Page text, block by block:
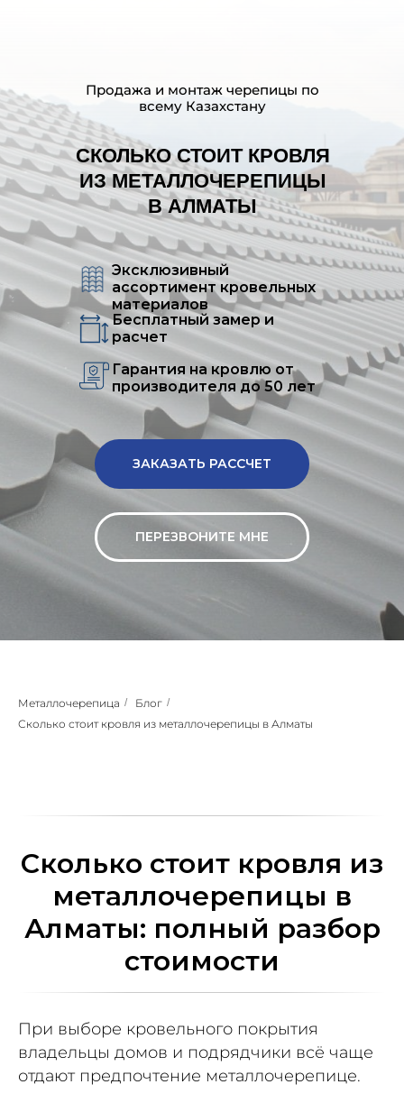
СКОЛЬКО СТОИТ КРОВЛЯ
ИЗ МЕТАЛЛОЧЕРЕПИЦЫ
В АЛМАТЫ
Продажа и монтаж черепицы по
всему Казахстану
Эксклюзивный
ассортимент кровельных
материалов
Бесплатный замер и
расчет
Гарантия на кровлю от
производителя до 50 лет
ЗАКАЗАТЬ РАССЧЕТ
ПЕРЕЗВОНИТЕ МНЕ
Металлочерепица / Блог /
Сколько стоит кровля из металлочерепицы в Алматы
Сколько стоит кровля из
металлочерепицы в
Алматы: полный разбор
стоимости
При выборе кровельного покрытия
владельцы домов и подрядчики всё чаще
отдают предпочтение металлочерепице.